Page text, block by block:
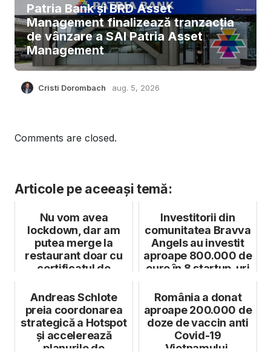
Patria Bank și BRD Asset
Management finalizează tranzacția
de vânzare a SAI Patria Asset
Management
Cristi Dorombach aug. 5, 2026
Comments are closed.
Articole pe aceeași temă:
Nu vom avea
lockdown, dar am
putea merge la
restaurant doar cu
certificatul de
Investitorii din
comunitatea Bravva
Angels au investit
aproape 800.000 de
euro ȋn 8 startup-uri
Andreas Schlote
preia coordonarea
strategică a Hotspot
și accelerează
planurile de
România a donat
aproape 200.000 de
doze de vaccin anti
Covid-19
Vietnamului.